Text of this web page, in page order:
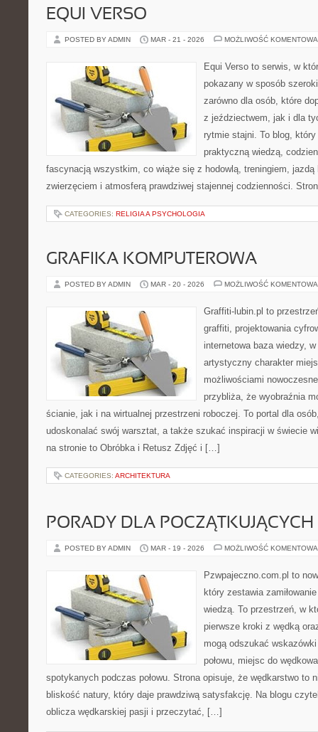
EQUI VERSO
POSTED BY ADMIN MAR - 21 - 2026 MOŻLIWOŚĆ
Equi Verso to serwis, w
pokazany w sposób
zarówno dla osób, które
z jeździectwem, jak i dla
rytmie stajni. To blog,
praktyczną wiedzą,
fascynacją wszystkim, co wiąże się z hodowlą, treningiem, jazdą
zwierzęciem i atmosferą prawdziwej stajennej codzienności.
CATEGORIES: RELIGIA A PSYCHOLOGIA
GRAFIKA KOMPUTEROWA
POSTED BY ADMIN MAR - 20 - 2026 MOŻLIWOŚĆ
Graffiti-lubin.pl to
graffiti, projektowania
internetowa baza wiedzy,
artystyczny charakter
możliwościami
przybliża, że wyobraźnia
ścianie, jak i na wirtualnej przestrzeni roboczej. To portal dla
udoskonalać swój warsztat, a także szukać inspiracji w świecie
na stronie to Obróbka i Retusz Zdjęć i […]
CATEGORIES: ARCHITEKTURA
PORADY DLA POCZĄTKUJĄCYCH
POSTED BY ADMIN MAR - 19 - 2026 MOŻLIWOŚĆ
Pzwpajeczno.com.pl to
który zestawia
wiedzą. To przestrzeń, w
pierwsze kroki z wędką
mogą odszukać
połowu, miejsc do
spotykanych podczas połowu. Strona opisuje, że wędkarstwo to
bliskość natury, który daje prawdziwą satysfakcję. Na blogu
oblicza wędkarskiej pasji i przeczytać, […]